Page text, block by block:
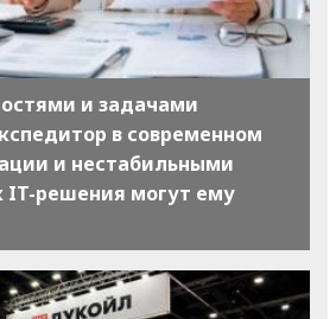
и задачами
в современном
и нестабильными
IT-решения могут ему